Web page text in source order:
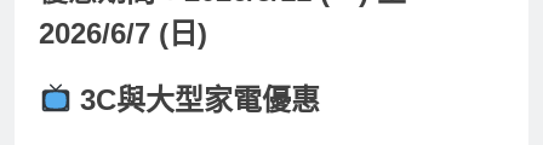
2026/6/7 (日)
3C與大型家電優惠